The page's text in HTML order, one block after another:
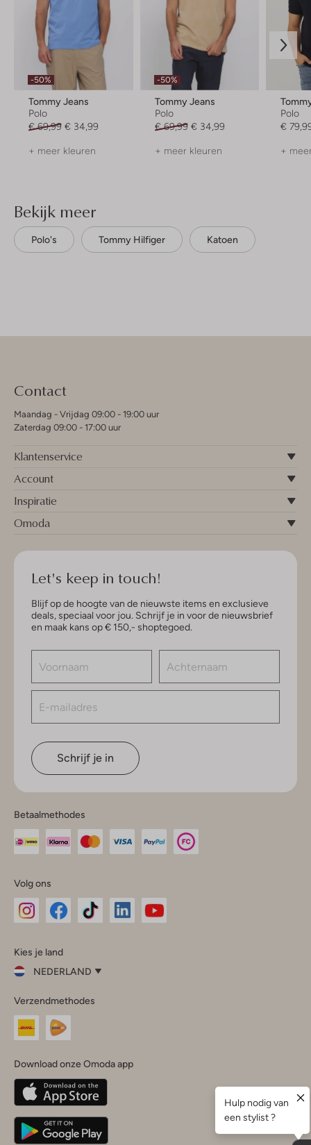
-50%
Tommy Jeans
Polo
€ 69,99 € 34,99
+ meer kleuren
-50%
Tommy Jeans
Polo
€ 69,99 € 34,99
+ meer kleuren
Polo
€
+
Bekijk meer
Polo's Tommy Hilfiger Katoen
Contact
Maandag - Vrijdag 09:00 - 19:00 uur
Zaterdag 09:00 - 17:00 uur
Klantenservice
Account
Inspiratie
Omoda
Let's keep in touch!
Blijf op de hoogte van de nieuwste items en exclusieve
deals, speciaal voor jou. Schrijf je in voor de nieuwsbrief
en maak kans op € 150,- shoptegoed.
Schrijf je in
Betaalmethodes
Volg ons
InstagramFacebook
Kies je land
NEDERLAND
je
land
Nederland
Belgique(Français)
Deutschland
Verzendmethodes
Download onze Omoda app